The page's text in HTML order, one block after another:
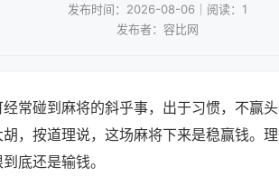
发布时间：2026-08-06｜阅读：1
发布者：容比网
常碰到麻将的斜乎事，出于习惯，不赢
，按道理说，这场麻将下来是稳赢钱。
底还是输钱。